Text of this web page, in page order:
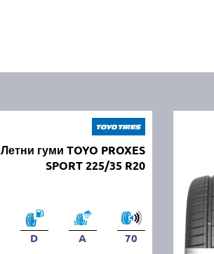
Летни гуми TOYO PROXES
SPORT 225/35 R20
D A 70